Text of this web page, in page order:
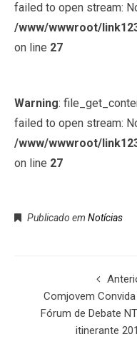
failed to open stream:
/www/wwwroot/
on line 27
Warning:
failed to open stream:
/www/wwwroot/
on line 27
Publicado em Notícias
Comjovem
Fórum de Debate
itinerante